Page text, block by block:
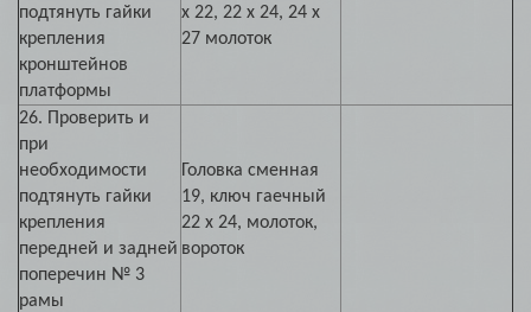
подтянуть гайки
крепления
кронштейнов
платформы
х 22, 22 х 24, 24 х
27 молоток
26. Проверить и
при
необходимости
подтянуть гайки
крепления
передней и задней
поперечин № 3
рамы
Головка сменная
19, ключ гаечный
22 х 24, молоток,
вороток